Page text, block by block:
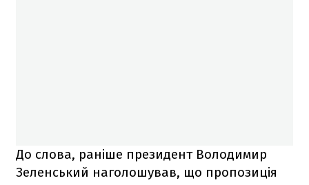
До слова, раніше президент Володимир
Зеленський наголошував, що пропозиція